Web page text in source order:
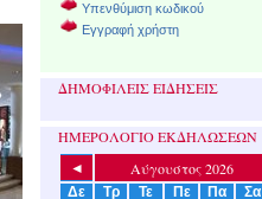
Υπενθύμιση κωδικού
Εγγραφή χρήστη
ΔΗΜΟΦΙΛΕΙΣ ΕΙΔΗΣΕΙΣ
ΗΜΕΡΟΛΟΓΙΟ ΕΚΔΗΛΩΣΕΩΝ
◄ Αύγουστος 2026
Δε
Τρ Τε Πε Πα Σα